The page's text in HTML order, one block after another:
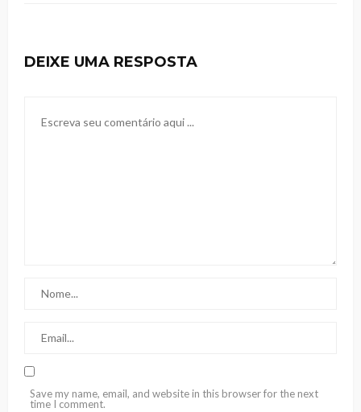
DEIXE UMA RESPOSTA
Save my name, email, and website in this browser for the next
time I comment.